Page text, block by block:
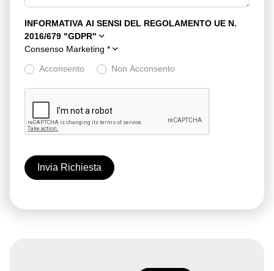
INFORMATIVA AI SENSI DEL REGOLAMENTO UE N.
2016/679 "GDPR"
Consenso Marketing *
Acconsento Non Acconsento